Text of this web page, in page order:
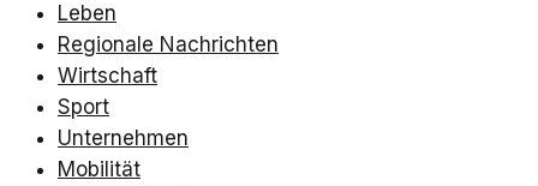
Leben
Regionale Nachrichten
Wirtschaft
Sport
Unternehmen
Mobilität